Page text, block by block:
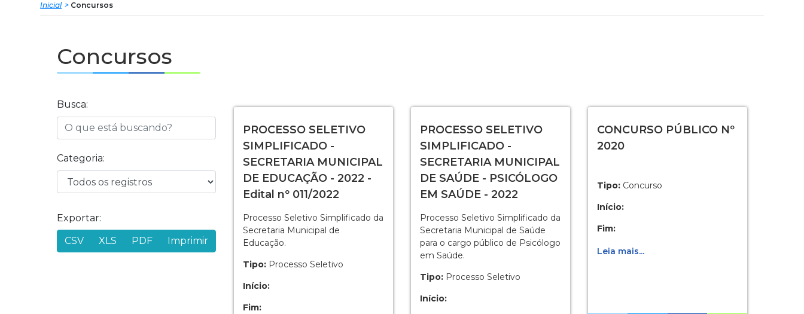
Inicial Concursos
Concursos
Busca:
Categoria:
Exportar:
CSV
XLS PDF Imprimir
PROCESSO SELETIVO
SIMPLIFICADO -
SECRETARIA MUNICIPAL
DE EDUCAÇÃO - 2022 -
Edital nº 011/2022
Processo Seletivo Simplificado da
Secretaria Municipal de
Educação.
Tipo: Processo Seletivo
Início:
Fim:
PROCESSO SELETIVO
SIMPLIFICADO -
SECRETARIA MUNICIPAL
DE SAÚDE - PSICÓLOGO
EM SAÚDE - 2022
Processo Seletivo Simplificado da
Secretaria Municipal de Saúde
para o cargo público de Psicólogo
em Saúde.
Tipo:Processo Seletivo
Início:
CONCURSO PÚBLICO Nº
2020
Tipo:Concurso
Início:
Fim:
Leia mais...